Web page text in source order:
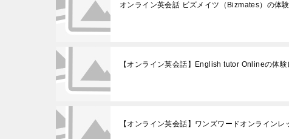
オンライン英会話 ビズメイツ（Bizmates）の体
【オンライン英会話】English tutor Onlineの体
【オンライン英会話】ワンズワードオンライン